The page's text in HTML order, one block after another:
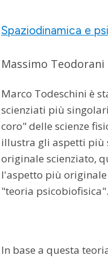
Spaziodinamica e
Massimo Teodorani
Marco Todeschini è
scienziati più
coro" delle scienze
illustra gli aspetti più
originale scienziato,
l'aspetto più
"teoria psicobiofisica".
In base a questa